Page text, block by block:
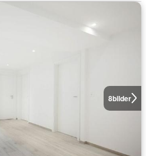
8bilder